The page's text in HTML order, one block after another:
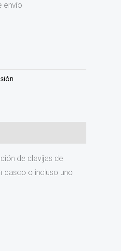
envío
de clavijas de
casco o incluso uno